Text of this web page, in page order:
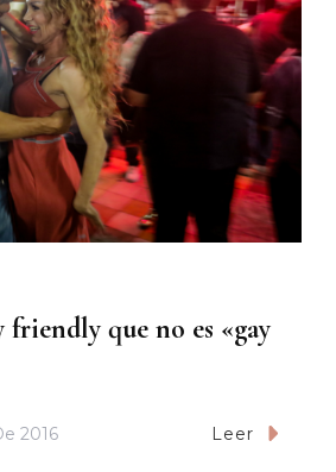
friendly que no es «gay
2016 Leer